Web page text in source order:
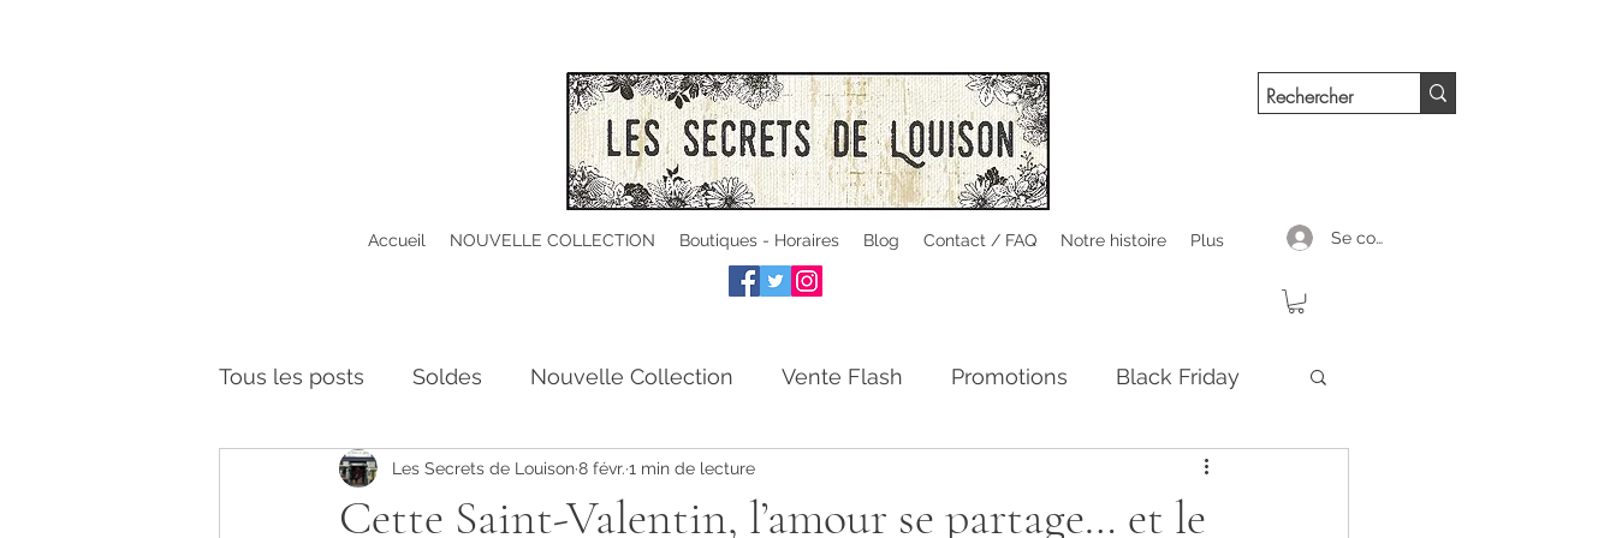
Accueil NOUVELLE COLLECTION Boutiques - Horaires Blog Contact / FAQ Notre histoire Plus Se connecter
Tous les posts Soldes Nouvelle Collection Vente Flash Promotions Black Friday
Ventes Privées Solidarité Offre Duo -20%
Cette Saint-Valentin, l’amour se partage… et le
Les Secrets de Louison8 févr. 1 min de lecture